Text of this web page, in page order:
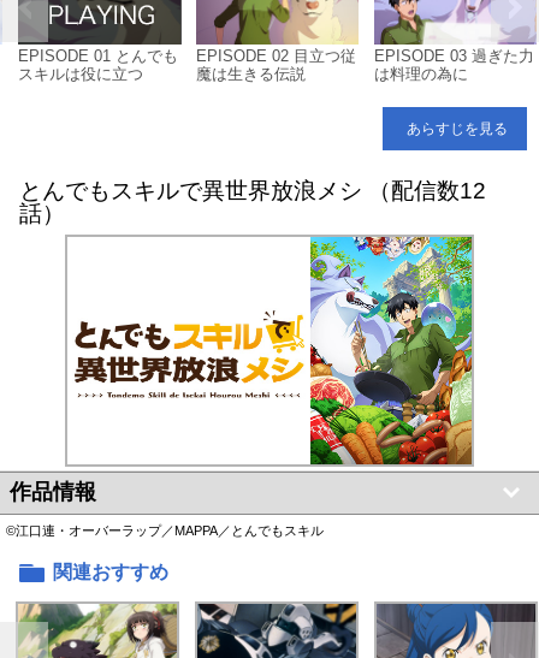
EPISODE 01 とんでも
スキルは役に立つ
EPISODE 02 目立つ従
魔は生きる伝説
EPISODE 03 過ぎた力
は料理の為に
あらすじを見る
とんでもスキルで異世界放浪メシ （配信数12
話）
作品情報
©江口連・オーバーラップ／MAPPA／とんでもスキル
関連おすすめ